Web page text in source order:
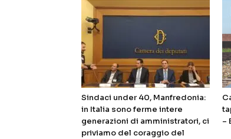
Sindaci under 40, Manfredonia:
in Italia sono ferme intere
generazioni di amministratori, ci
priviamo del coraggio del
–